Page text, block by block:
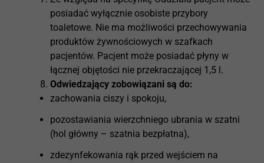
posiadać wyłącznie osobiste przybory
toaletowe. Nie ma możliwości przechowywania
produktów żywnościowych w szafkach
pacjentów. Pacjent może posiadać płyny w
łącznej objętości nie przekraczającej 1,5 l.
Odwiedzający zobowiązani są do:
zachowania ciszy i spokoju,
pozostawiania wierzchniego ubrania w szatni
(hol główny – szatnia bezpłatna),
zdezynfekowania rąk przed wejściem na